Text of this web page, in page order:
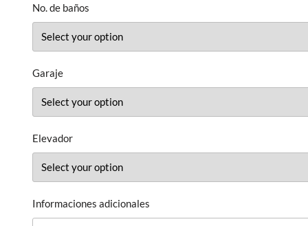
No. de baños
Garaje
Elevador
Informaciones adicionales